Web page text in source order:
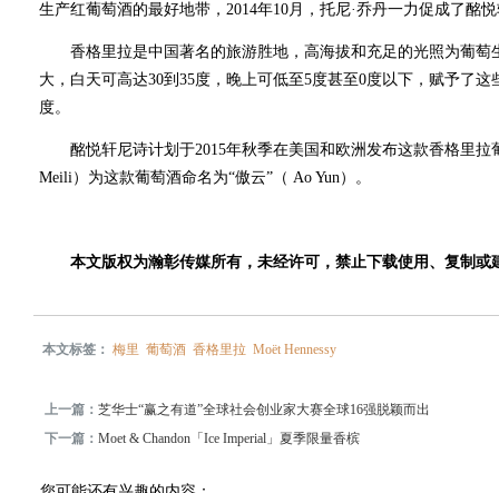
生产红葡萄酒的最好地带，2014年10月，托尼·乔丹一力促成了酩
香格里拉是中国著名的旅游胜地，高海拔和充足的光照为葡萄
大，白天可高达30到35度，晚上可低至5度甚至0度以下，赋予了
度。
酩悦轩尼诗计划于2015年秋季在美国和欧洲发布这款香格里拉
Meili）为这款葡萄酒命名为“傲云”（ Ao Yun）。
本文版权为瀚彰传媒所有，未经许可，禁止下载使用、复制或
本文标签：梅里 葡萄酒 香格里拉 Moët Hennessy
上一篇：芝华士“赢之有道”全球社会创业家大赛全球16强脱颖而出
下一篇：Moet & Chandon「Ice Imperial」夏季限量香槟